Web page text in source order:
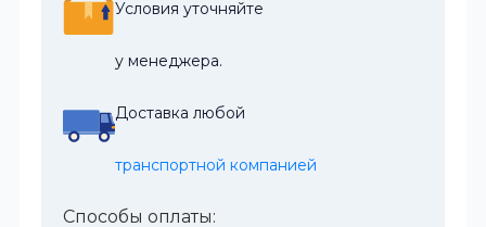
Условия уточняйте
у менеджера.
Доставка любой
транспортной компанией
Способы оплаты: